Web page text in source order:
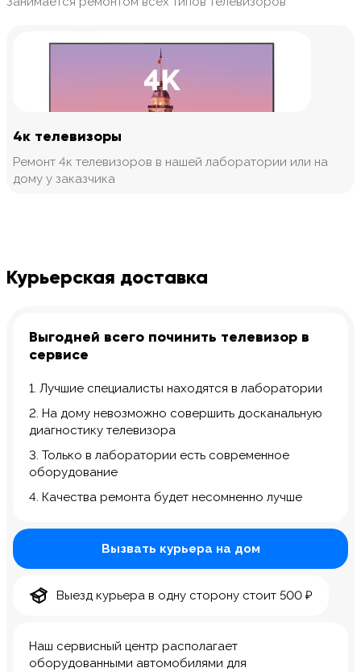
4к телевизоры
Ремонт 4к телевизоров в нашей лаборатории или на
дому у заказчика
Курьерская доставка
Выгодней всего починить телевизор в
сервисе
1. Лучшие специалисты находятся в лаборатории
2. На дому невозможно совершить досканальную
диагностику телевизора
3. Только в лаборатории есть современное
оборудование
4. Качества ремонта будет несомненно лучше
Наш сервисный центр располагает
оборудованными автомобилями для
Вызвать курьера на дом
Выезд курьера в одну сторону стоит 500 ₽